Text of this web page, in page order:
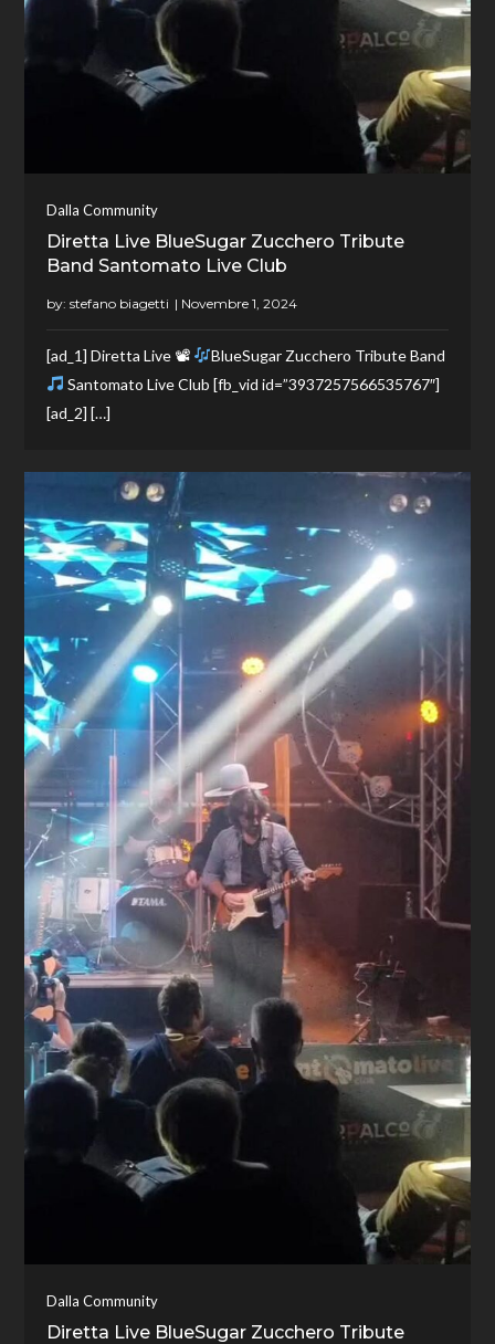
Dalla Community
Diretta Live BlueSugar Zucchero Tribute
Band Santomato Live Club
by:stefano biagetti
[ad_1] Diretta Live 📽
BlueSugar Zucchero Tribute Band
Santomato Live Club [fb_vid id=”3937257566535767″]
[ad_2] […]
Dalla Community
Diretta Live BlueSugar Zucchero Tribute